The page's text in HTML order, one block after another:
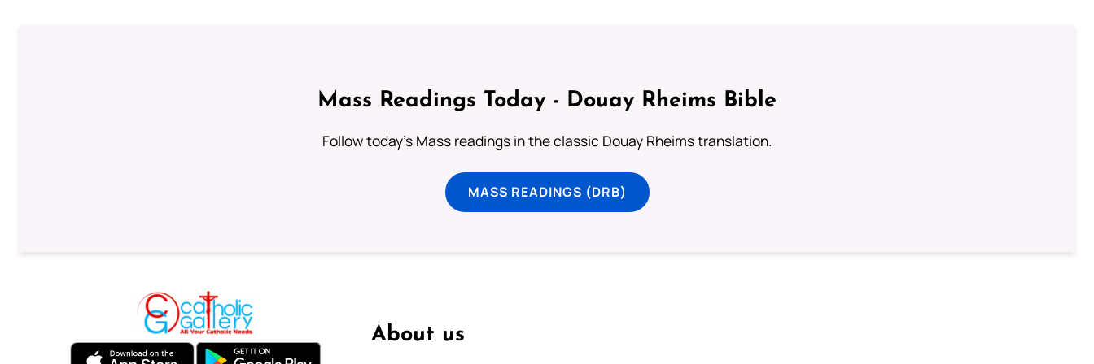
Mass Readings Today - Douay Rheims Bible
Follow today's Mass readings in the classic Douay Rheims translation.
MASS READINGS (DRB)
About us